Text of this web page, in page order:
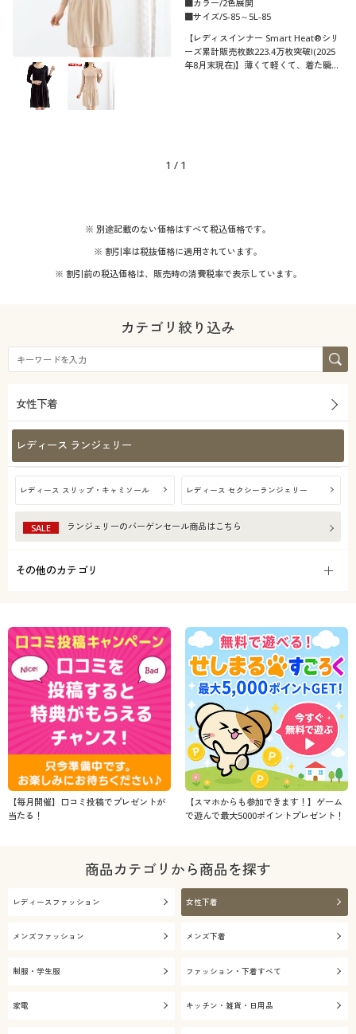
■カラー/2色展開
■サイズ/S-85～5L-85
【レディスインナー Smart Heat®シリ
ーズ累計販売枚数223.4万枚突破!(2025
年8月末現在)】薄くて軽くて、着た瞬間
1 / 1
※ 別途記載のない価格はすべて税込価格です。
※ 割引率は税抜価格に適用されています。
※ 割引前の税込価格は、販売時の消費税率で表示しています。
カテゴリ絞り込み
女性下着
レディース ランジェリー
レディース スリップ・キャミソール レディース セクシーランジェリー
SALE ランジェリーのバーゲンセール商品はこちら
その他のカテゴリ
【毎月開催】口コミ投稿でプレゼントが
当たる！
【スマホからも参加できます！】ゲーム
で遊んで最大5000ポイントプレゼント！
商品カテゴリから商品を探す
レディースファッション 女性下着
メンズファッション メンズ下着
制服・学生服 ファッション・下着すべて
家電 キッチン・雑貨・日用品